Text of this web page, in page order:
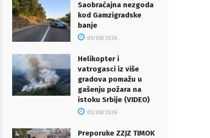
Saobraćajna nezgoda
kod Gamzigradske
banje
05/08/2026
Helikopter i
vatrogasci iz više
gradova pomažu u
gašenju požara na
istoku Srbije (VIDEO)
05/08/2026
Preporuke ZZJZ TIMOK